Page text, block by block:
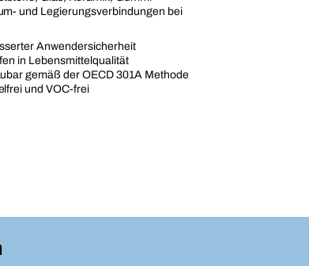
und Legierungsverbindungen bei
Anwendersicherheit
in Lebensmittelqualität
gemäß der OECD 301A Methode
und VOC-frei